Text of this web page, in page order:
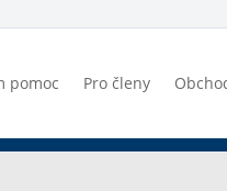
pomoc Pro členy